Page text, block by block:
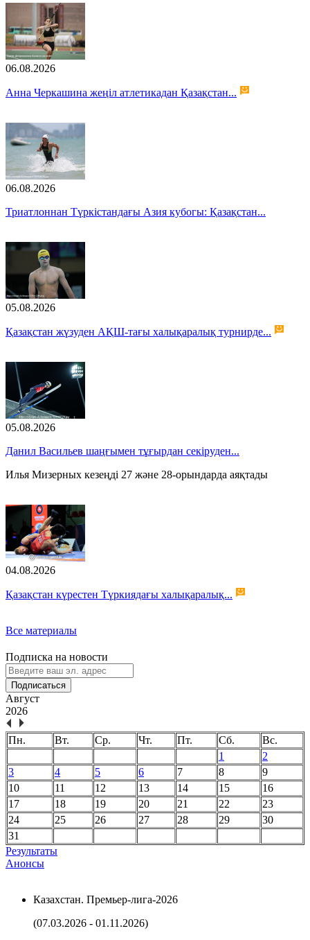
06.08.2026
Анна Черкашина жеңіл атлетикадан Қазақстан...
06.08.2026
Триатлоннан Түркістандағы Азия кубогы: Қазақстан...
05.08.2026
Қазақстан жүзуден АҚШ-тағы халықаралық турнирде...
05.08.2026
Данил Васильев шаңғымен тұғырдан секіруден...
Илья Мизерных кезеңді 27 және 28-орындарда аяқтады
04.08.2026
Қазақстан күрестен Түркиядағы халықаралық...
Все материалы
Подписка на новости
Подписаться
Август
2026
Пн. Вт. Ср. Чт. Пт. Сб.
Вс.
1
2
3
4 5 6 7 8
9
10
11 12 13 14 15
16
17
18 19 20 21 22
23
24
25 26 27 28 29
30
31
Результаты
Анонсы
Казахстан. Премьер-лига-2026
(07.03.2026 - 01.11.2026)